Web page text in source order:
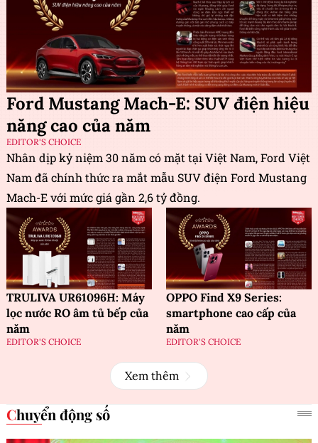
Ford Mustang Mach-E: SUV điện hiệu
năng cao của năm
EDITOR'S CHOICE
Nhân dịp kỷ niệm 30 năm có mặt tại Việt Nam, Ford Việt
Nam đã chính thức ra mắt mẫu SUV điện Ford Mustang
Mach-E với mức giá gần 2,6 tỷ đồng.
TRULIVA UR61096H: Máy
lọc nước RO âm tủ bếp của
năm
EDITOR'S CHOICE
OPPO Find X9 Series:
smartphone cao cấp của
năm
EDITOR'S CHOICE
Xem thêm
Chuyển động số